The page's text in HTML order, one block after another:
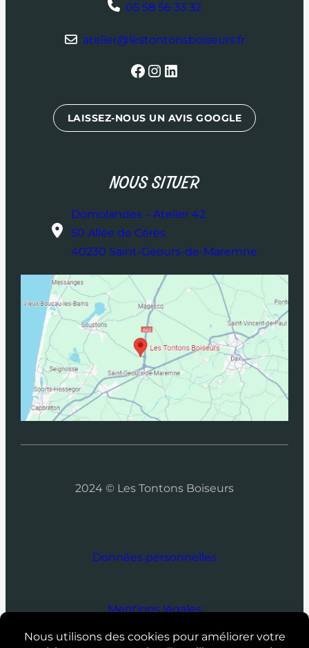
05 58 56 33 32
atelier@lestontonsboiseurs.fr
Facebook Instagram LinkedIn
LAISSEZ-NOUS UN AVIS GOOGLE
NOUS SITUER
Domolandes – Atelier 42
50 Allée de Cérès
40230 Saint-Geours-de-Maremne
2024 © Les Tontons Boiseurs
Données personnelles
Mentions légales